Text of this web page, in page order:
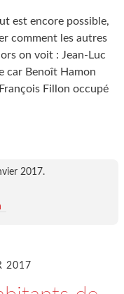
est encore possible,
comment les autres
on voit : Jean-Luc
car Benoît Hamon
Fillon occupé
2017.
2017